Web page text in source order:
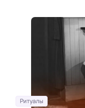
Ритуалы